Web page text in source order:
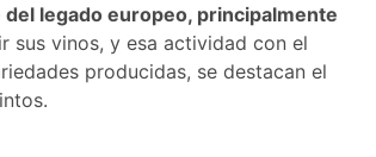
legado europeo, principalmente
sus vinos, y esa actividad con el
producidas, se destacan el